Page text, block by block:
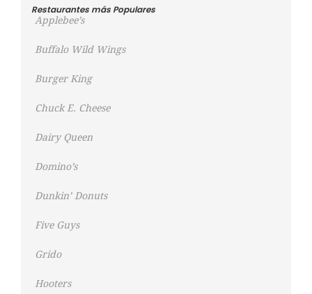
Restaurantes más Populares
Applebee’s
Buffalo Wild Wings
Burger King
Chuck E. Cheese
Dairy Queen
Domino’s
Dunkin’ Donuts
Five Guys
Grido
Hooters